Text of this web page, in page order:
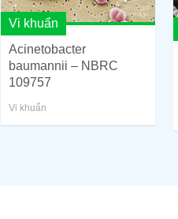
Vi khuẩn
Acinetobacter
baumannii – NBRC
109757
Vi khuẩn